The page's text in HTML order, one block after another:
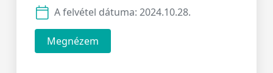
A felvétel dátuma: 2024.10.28.
Megnézem